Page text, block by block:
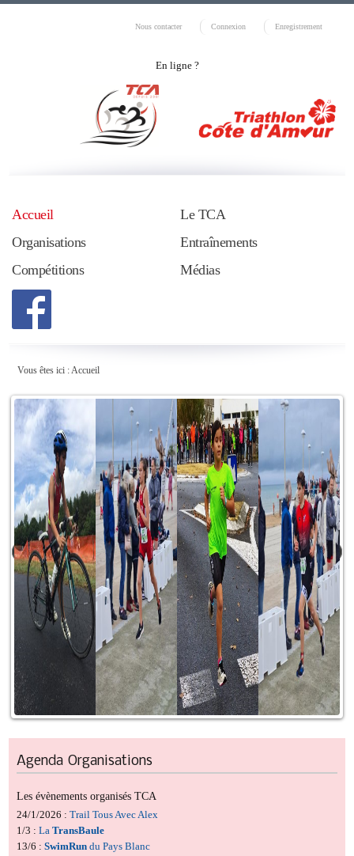
Nous contacter Connexion Enregistrement
En ligne ?
Accueil
Le TCA
Organisations
Entraînements
Compétitions
Médias
Vous êtes ici :Accueil
Agenda Organisations
Les évènements organisés TCA
24/1/2026 :Trail Tous Avec Alex
1/3 :LaTransBaule
13/6 :SwimRun du Pays Blanc